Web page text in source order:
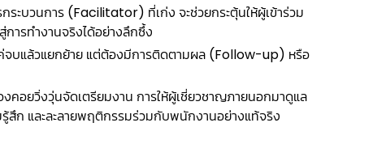
ระบวนการ (Facilitator) ที่เก่ง จะช่วยกระตุ้นให้ผู้เข้าร่วม
ารทำงานจริงได้อย่างลึกซึ้ง
จบแล้วแยกย้าย แต่ต้องมีการติดตามผล (Follow-up) หรือ
คอยวิ่งวุ่นจัดเตรียมงาน การให้ผู้เชี่ยวชาญภายนอกมาดูแล
สึก และละลายพฤติกรรมร่วมกับพนักงานอย่างแท้จริง